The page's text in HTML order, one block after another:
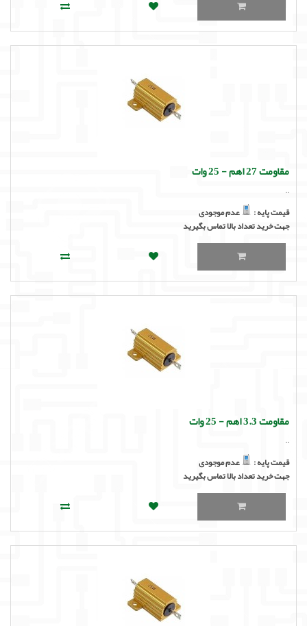
مقاومت 27 اهم - 25 وات
..
قیمت پایه :
عدم موجودی
جهت خرید تعداد بالا تماس بگیرید
مقاومت 3.3 اهم - 25 وات
..
قیمت پایه :
عدم موجودی
جهت خرید تعداد بالا تماس بگیرید